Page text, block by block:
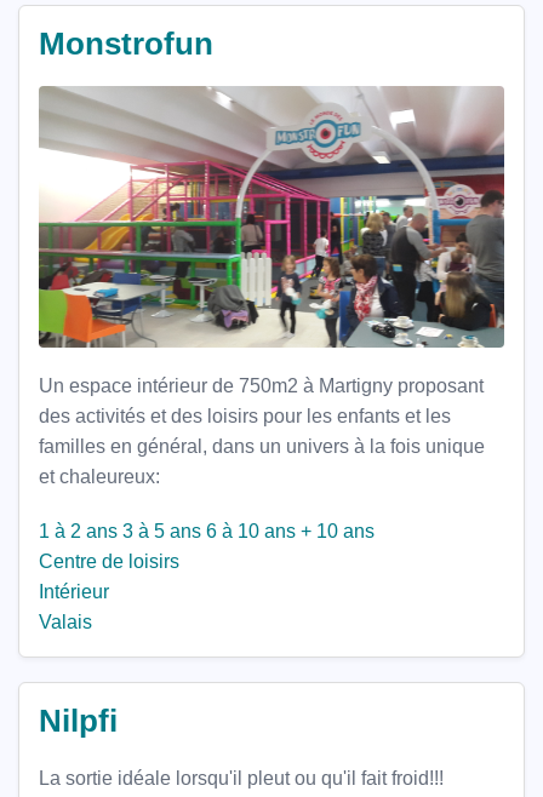
Monstrofun
Un espace intérieur de 750m2 à Martigny proposant
des activités et des loisirs pour les enfants et les
familles en général, dans un univers à la fois unique
et chaleureux:
1 à 2 ans 3 à 5 ans 6 à 10 ans + 10 ans
Centre de loisirs
Intérieur
Valais
Nilpfi
La sortie idéale lorsqu'il pleut ou qu'il fait froid!!!